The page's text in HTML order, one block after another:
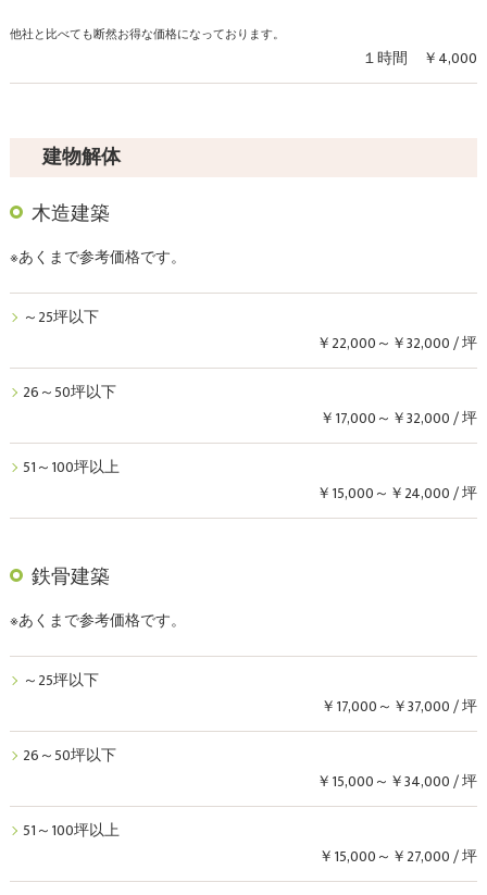
他社と比べても断然お得な価格になっております。
１時間 ￥4,000
建物解体
木造建築
※あくまで参考価格です。
～25坪以下
￥22,000～￥32,000 / 坪
26～50坪以下
￥17,000～￥32,000 / 坪
51～100坪以上
￥15,000～￥24,000 / 坪
鉄骨建築
※あくまで参考価格です。
～25坪以下
￥17,000～￥37,000 / 坪
26～50坪以下
￥15,000～￥34,000 / 坪
51～100坪以上
￥15,000～￥27,000 / 坪